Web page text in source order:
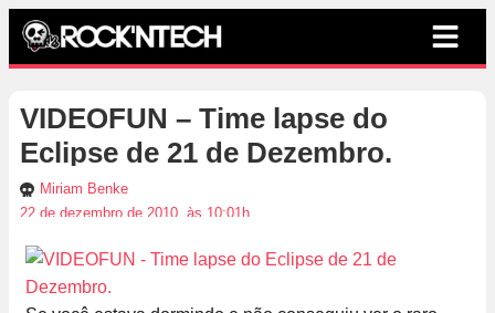
VIDEOFUN – Time lapse do
Eclipse de 21 de Dezembro.
Miriam Benke
22 de dezembro de 2010, às 10:01h